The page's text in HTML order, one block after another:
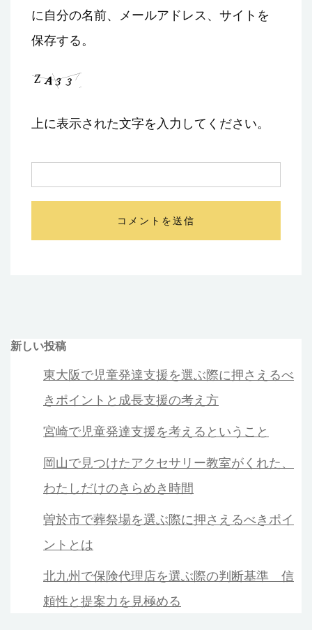
に自分の名前、メールアドレス、サイトを
保存する。
上に表示された文字を入力してください。
新しい投稿
東大阪で児童発達支援を選ぶ際に押さえるべ
きポイントと成長支援の考え方
宮崎で児童発達支援を考えるということ
岡山で見つけたアクセサリー教室がくれた、
わたしだけのきらめき時間
曽於市で葬祭場を選ぶ際に押さえるべきポイ
ントとは
北九州で保険代理店を選ぶ際の判断基準 信
頼性と提案力を見極める